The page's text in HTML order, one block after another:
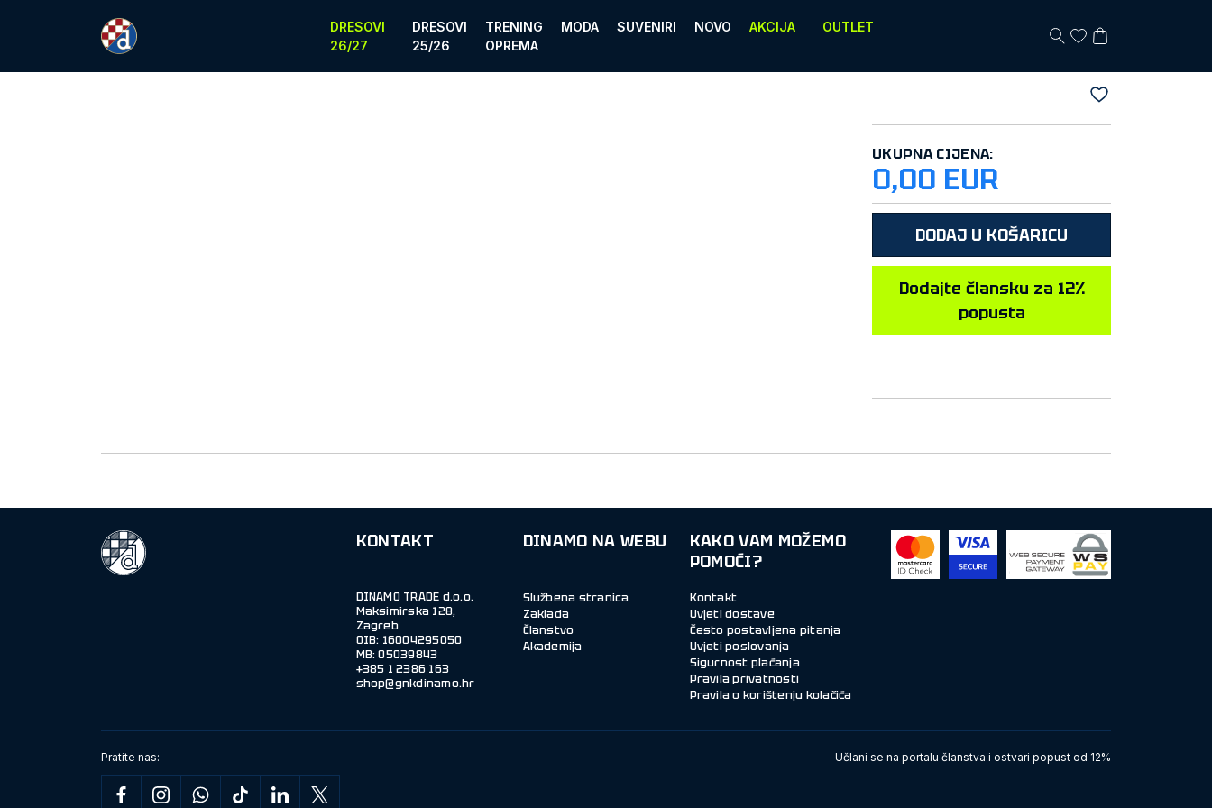
DRESOVI
26/27
DRESOVI
25/26
TRENING
OPREMA
MODA SUVENIRI NOVO AKCIJA OUTLET
UKUPNA CIJENA:
0,00 EUR
DODAJ U KOŠARICU
Dodajte člansku za 12%
popusta
KONTAKT
DINAMO TRADE d.o.o.
Maksimirska 128,
Zagreb
OIB: 16004295050
MB: 05039843
shop@gnkdinamo.hr
DINAMO NA WEBU
Službena stranica
Zaklada
Članstvo
Akademija
KAKO VAM MOŽEMO
POMOĆI?
Kontakt
Uvjeti dostave
Često postavljena pitanja
Uvjeti poslovanja
Sigurnost plaćanja
Pravila privatnosti
Pravila o korištenju kolačića
Pratite nas: Učlani se na portalu članstva i ostvari popust od 12%